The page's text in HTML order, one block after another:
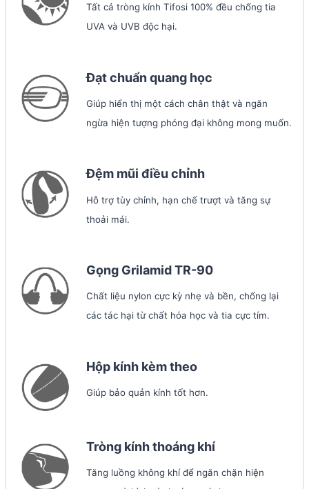
Tất cả tròng kính Tifosi 100% đều chống tia
UVA và UVB độc hại.
Đạt chuẩn quang học
Giúp hiển thị một cách chân thật và ngăn
ngừa hiện tượng phóng đại không mong muốn.
Đệm mũi điều chỉnh
Hỗ trợ tùy chỉnh, hạn chế trượt và tăng sự
thoải mái.
Gọng Grilamid TR-90
Chất liệu nylon cực kỳ nhẹ và bền, chống lại
các tác hại từ chất hóa học và tia cực tím.
Hộp kính kèm theo
Giúp bảo quản kính tốt hơn.
Tròng kính thoáng khí
Tăng luồng không khí để ngăn chặn hiện